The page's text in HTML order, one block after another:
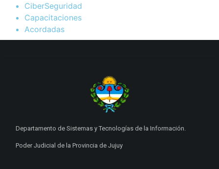
CiberSeguridad
Capacitaciones
Acordadas
Departamento de Sistemas y Tecnologías de la Información.
Poder Judicial de la Provincia de Jujuy